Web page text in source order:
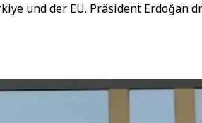
und der EU. Präsident Erdoğan